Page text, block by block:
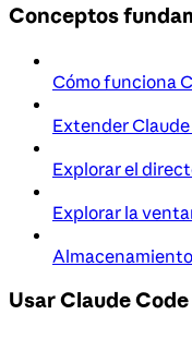
Conceptos
Cómo funciona
Extender
Explorar el
Explorar la
Usar Claude Code